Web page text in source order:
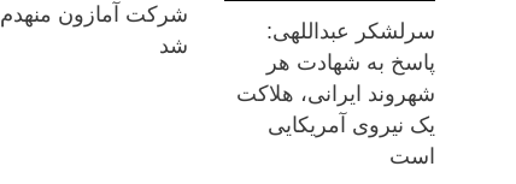
سرلشکر عبداللهی:
پاسخ به شهادت هر
شهروند ایرانی، هلاکت
یک نیروی آمریکایی
است
شرکت آمازون منهدم
شد